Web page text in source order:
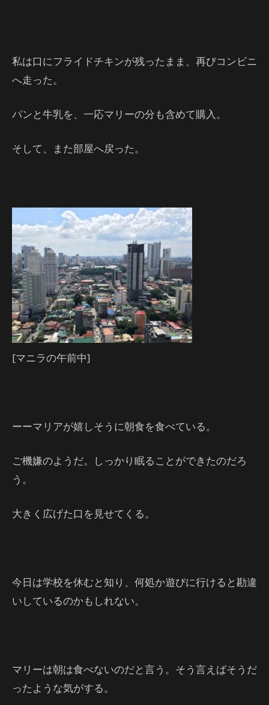
私は口にフライドチキンが残ったまま、再びコンビニ
へ走った。
パンと牛乳を、一応マリーの分も含めて購入。
そして、また部屋へ戻った。
[マニラの午前中]
ーーマリアが嬉しそうに朝食を食べている。
ご機嫌のようだ。しっかり眠ることができたのだろ
う。
大きく広げた口を見せてくる。
今日は学校を休むと知り、何処か遊びに行けると勘違
いしているのかもしれない。
マリーは朝は食べないのだと言う。そう言えばそうだ
ったような気がする。